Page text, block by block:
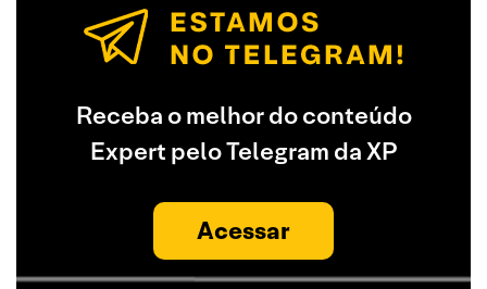
Receba o melhor do conteúdo
Expert pelo Telegram da XP
Acessar